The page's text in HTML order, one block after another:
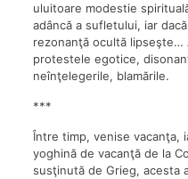
uluitoare modestie
adâncă a sufletului, iar
rezonanţă ocultă lipseşte…
protestele egotice,
neînţelegerile, blamările.
***
Între timp, venise vacanţa,
yoghină de vacanţă de la
susţinută de Grieg, acesta